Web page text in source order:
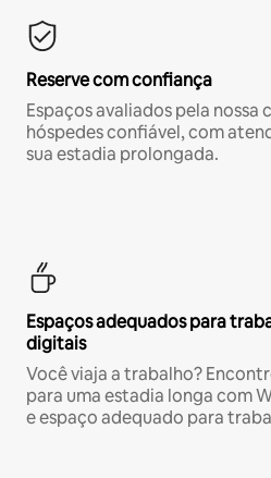
Reserve com confiança
Espaços avaliados pela nossa
hóspedes confiável, com
sua estadia prolongada.
Espaços adequados para
digitais
Você viaja a trabalho?
para uma estadia longa com
e espaço adequado para